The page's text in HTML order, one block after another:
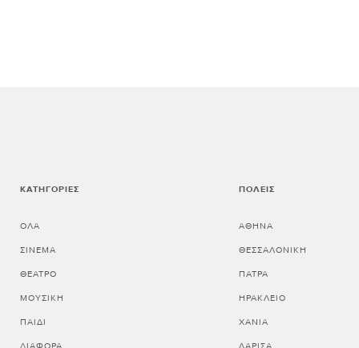
ΚΑΤΗΓΟΡΊΕΣ
ΌΛΑ
ΣΙΝΕΜΆ
ΘΈΑΤΡΟ
ΜΟΥΣΙΚΉ
ΠΑΙΔΊ
ΔΙΆΦΟΡΑ
ΠΌΛΕΙΣ
ΑΘΗΝΑ
ΘΕΣΣΑΛΟΝΙΚΗ
ΠΑΤΡΑ
ΗΡΑΚΛΕΙΟ
ΧΑΝΙΑ
ΛΑΡΙΣΑ